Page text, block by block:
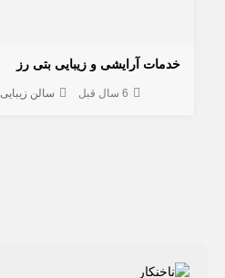
خدمات آرایشی و زیبایی بتی رز
6 سال قبل سالن زیبایی